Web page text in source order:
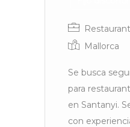
Mallorca
Se busca
para
en Santanyi.
con